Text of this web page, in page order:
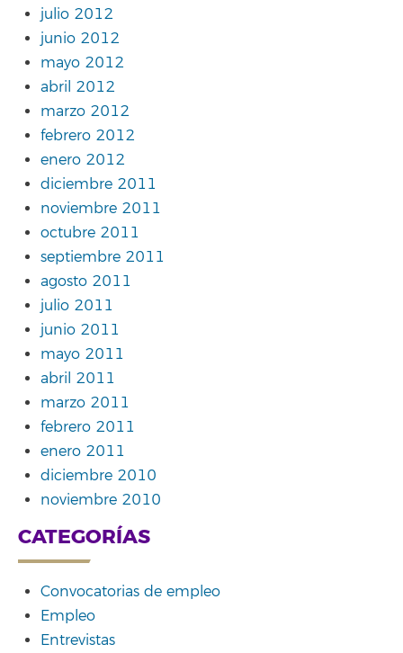
julio 2012
junio 2012
mayo 2012
abril 2012
marzo 2012
febrero 2012
enero 2012
diciembre 2011
noviembre 2011
octubre 2011
septiembre 2011
agosto 2011
julio 2011
junio 2011
mayo 2011
abril 2011
marzo 2011
febrero 2011
enero 2011
diciembre 2010
noviembre 2010
CATEGORÍAS
Convocatorias de empleo
Empleo
Entrevistas